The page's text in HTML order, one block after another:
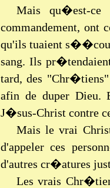
Mais qu�est-
commandement,
qu'ils tuaient
sang. Ils
tard, des
afin de duper Dieu.
J�sus-Christ contre
Mais le vrai
d'appeler ces
d'autres cr�atures
Les vrais